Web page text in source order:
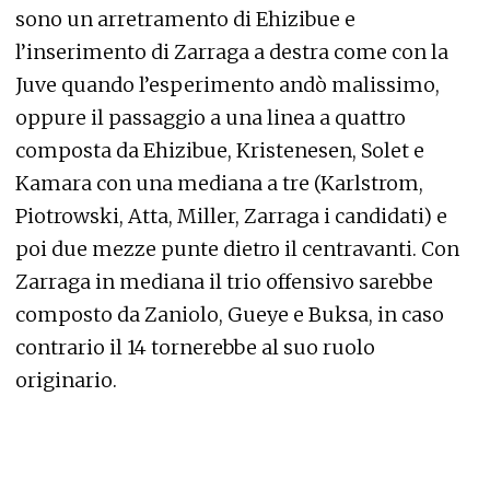
sono un arretramento di Ehizibue e
l’inserimento di Zarraga a destra come con la
Juve quando l’esperimento andò malissimo,
oppure il passaggio a una linea a quattro
composta da Ehizibue, Kristenesen, Solet e
Kamara con una mediana a tre (Karlstrom,
Piotrowski, Atta, Miller, Zarraga i candidati) e
poi due mezze punte dietro il centravanti. Con
Zarraga in mediana il trio offensivo sarebbe
composto da Zaniolo, Gueye e Buksa, in caso
contrario il 14 tornerebbe al suo ruolo
originario.